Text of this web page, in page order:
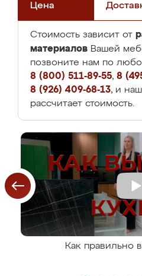
Цена
Стоимость зависит от
материалов Вашей
позвоните нам по
8 (800) 511-89-55, 8
8 (926) 409-68-13, и
рассчитает стоимость.
Как правильно